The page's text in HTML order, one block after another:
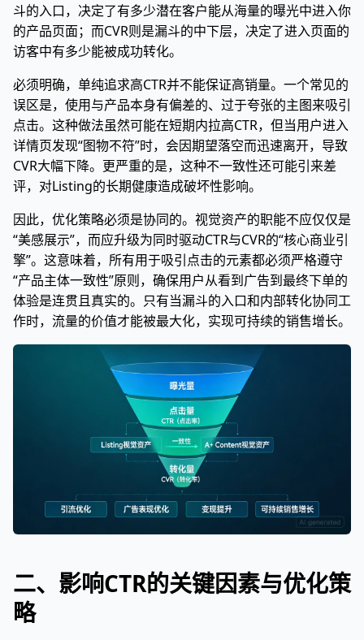
斗的入口，决定了有多少潜在客户能从海量的曝光中进入你
的产品页面；而CVR则是漏斗的中下层，决定了进入页面的
访客中有多少能被成功转化。
必须明确，单纯追求高CTR并不能保证高销量。一个常见的
误区是，使用与产品本身有偏差的、过于夸张的主图来吸引
点击。这种做法虽然可能在短期内拉高CTR，但当用户进入
详情页发现“图物不符”时，会因期望落空而迅速离开，导致
CVR大幅下降。更严重的是，这种不一致性还可能引来差
评，对Listing的长期健康造成破坏性影响。
因此，优化策略必须是协同的。视觉资产的职能不应仅仅是
“美感展示”，而应升级为同时驱动CTR与CVR的“核心商业引
擎”。这意味着，所有用于吸引点击的元素都必须严格遵守
“产品主体一致性”原则，确保用户从看到广告到最终下单的
体验是连贯且真实的。只有当漏斗的入口和内部转化协同工
作时，流量的价值才能被最大化，实现可持续的销售增长。
二、影响CTR的关键因素与优化策
略